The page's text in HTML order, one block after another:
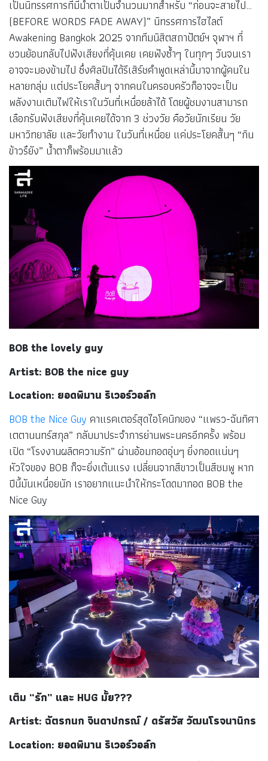
เป็นนิทรรศการที่มีน้ำตาเป็นจำนวนมากสำหรับ “ก่อนจะสายไป…
(BEFORE WORDS FADE AWAY)” นิทรรศการไฮไลต์
Awakening Bangkok 2025 จากทีมนิสิตสถาปัตย์ฯ จุฬาฯ ที่
ชวนย้อนกลับไปฟังเสียงที่คุ้นเคย เคยฟังซ้ำๆ ในทุกๆ วันจนเรา
อาจจะมองข้ามไป ซึ่งศิลปินได้รีเสิร์ชคำพูดเหล่านี้มาจากผู้คนใน
หลายกลุ่ม แต่ประโยคสั้นๆ จากคนในครอบครัวก็อาจจะเป็น
พลังงานเติมไฟให้เราในวันที่เหนื่อยล้าได้ โดยผู้ชมงานสามารถ
เลือกรับฟังเสียงที่คุ้นเคยได้จาก 3 ช่วงวัย คือวัยนักเรียน วัย
มหาวิทยาลัย และวัยทำงาน ในวันที่เหนื่อย แค่ประโยคสั้นๆ “กิน
ข้าวรึยัง” น้ำตาก็พร้อมมาแล้ว
BOB the lovely guy
Artist: BOB the nice guy
Location: ยอดพิมาน ริเวอร์วอล์ก
BOB the Nice Guy คาแรคเตอร์สุดไอโคนิกของ “แพรว-ฉันทิศา
เตตานนทร์สกุล” กลับมาประจำการย่านพระนครอีกครั้ง พร้อม
เปิด “โรงงานผลิตความรัก” ผ่านอ้อมกอดอุ่นๆ ยิ่งกอดแน่นๆ
หัวใจของ BOB ก็จะยิ่งเต้นแรง เปลี่ยนจากสีขาวเป็นสีชมพู หาก
ปีนี้มันเหนื่อยนัก เราอยากแนะนำให้กระโดดมากอด BOB the
Nice Guy
เติม “รัก” และ HUG มั้ย???
Artist: ฉัตรกนก จินดาปกรณ์ / ดรัสวัส วัฒนโรจนานิกร
Location: ยอดพิมาน ริเวอร์วอล์ก